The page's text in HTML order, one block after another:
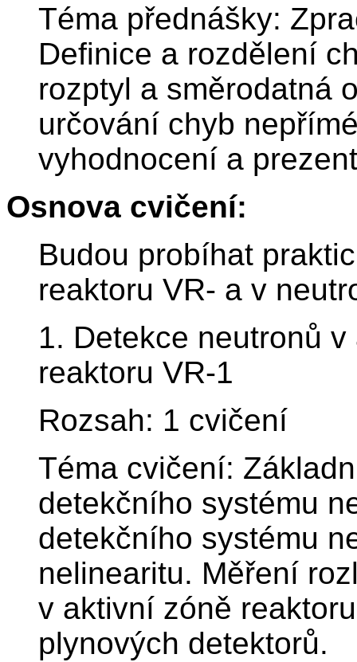
Téma přednášky:
Definice a rozdělení
rozptyl a směrodatná
určování chyb
vyhodnocení a
Osnova cvičení:
Budou probíhat
reaktoru VR- a v
1. Detekce neutronů
reaktoru VR-1
Rozsah: 1 cvičení
Téma cvičení:
detekčního systému
detekčního systému
nelinearitu. Měření
v aktivní zóně
plynových detektorů.